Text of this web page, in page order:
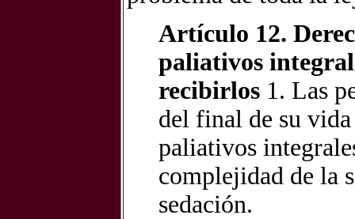
Artículo 12.
paliativos
recibirlos 1. Las
del final de su
paliativos
complejidad de la
sedación.